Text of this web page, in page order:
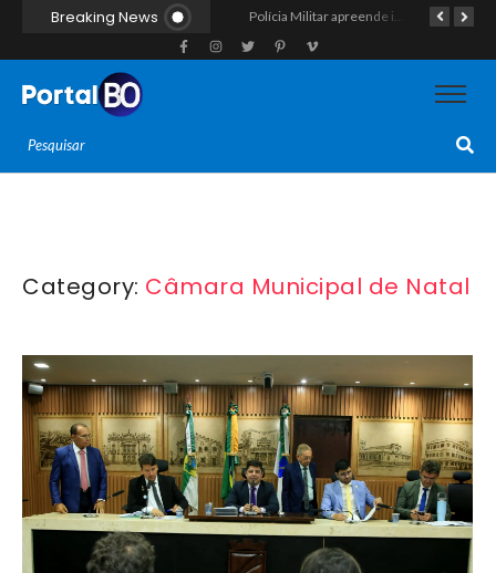
Breaking News Polícia Militar apreende indivíduo com porção de maconha durante patrulhamento em Parelhas
Category: Câmara Municipal de Natal